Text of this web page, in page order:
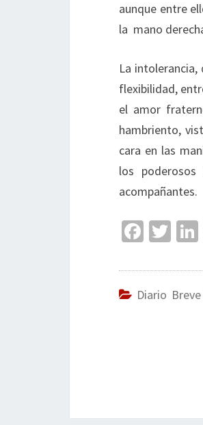
aunque entre
la mano
La
flexibilidad,
el amor
hambriento,
cara en las
los
acompañantes.
Fa
b
o
T
tt
er
Diario